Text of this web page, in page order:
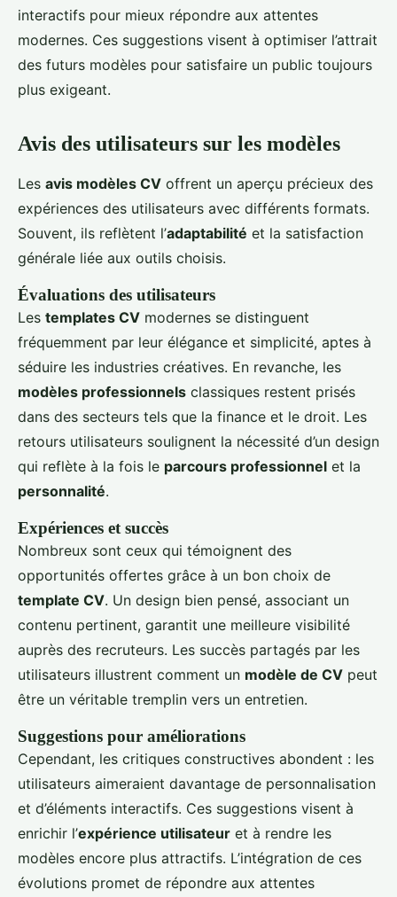
interactifs pour mieux répondre aux attentes
modernes. Ces suggestions visent à optimiser l’attrait
des futurs modèles pour satisfaire un public toujours
plus exigeant.
Avis des utilisateurs sur les modèles
Les avis modèles CV offrent un aperçu précieux des
expériences des utilisateurs avec différents formats.
Souvent, ils reflètent l’adaptabilité et la satisfaction
générale liée aux outils choisis.
Évaluations des utilisateurs
Les templates CV modernes se distinguent
fréquemment par leur élégance et simplicité, aptes à
séduire les industries créatives. En revanche, les
modèles professionnels classiques restent prisés
dans des secteurs tels que la finance et le droit. Les
retours utilisateurs soulignent la nécessité d’un design
qui reflète à la fois le parcours professionnel et la
personnalité.
Expériences et succès
Nombreux sont ceux qui témoignent des
opportunités offertes grâce à un bon choix de
template CV. Un design bien pensé, associant un
contenu pertinent, garantit une meilleure visibilité
auprès des recruteurs. Les succès partagés par les
utilisateurs illustrent comment un modèle de CV peut
être un véritable tremplin vers un entretien.
Suggestions pour améliorations
Cependant, les critiques constructives abondent : les
utilisateurs aimeraient davantage de personnalisation
et d’éléments interactifs. Ces suggestions visent à
enrichir l’expérience utilisateur et à rendre les
modèles encore plus attractifs. L’intégration de ces
évolutions promet de répondre aux attentes